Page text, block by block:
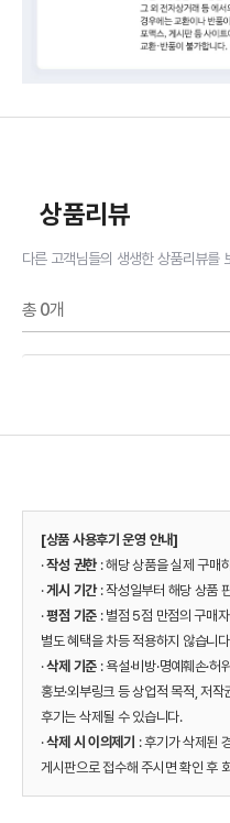
상품리뷰
다른 고객님들의 생생한 상품리뷰를
총 0개
[상품 사용후기 운영 안내]
·작성 권한 : 해당 상품을 실제 구매
·게시 기간: 작성일부터 해당 상품
·평점 기준 : 별점 5점 만점의 구매
별도 혜택을 차등 적용하지 않습니
·삭제 기준 : 욕설·비방·명예훼손·
홍보·외부링크 등 상업적 목적, 저작
후기는 삭제될 수 있습니다.
·삭제 시 이의제기 : 후기가 삭제된
게시판으로 접수해 주시면 확인 후